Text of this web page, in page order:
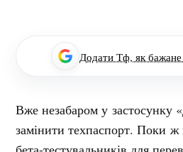
Додати Тф, як
Вже незабаром у застосунку
замінити техпаспорт. Поки